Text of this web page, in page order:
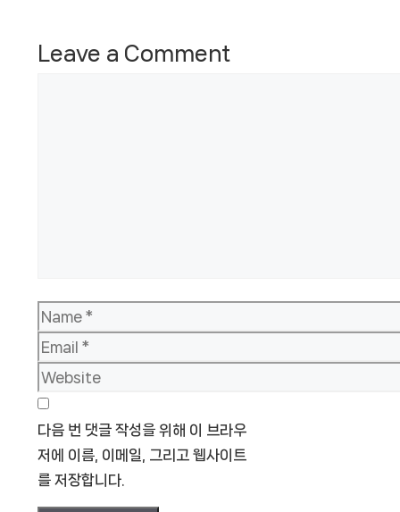
Leave a Comment
Name
Email
Website
다음 번 댓글 작성을 위해 이 브라우
저에 이름, 이메일, 그리고 웹사이트
를 저장합니다.